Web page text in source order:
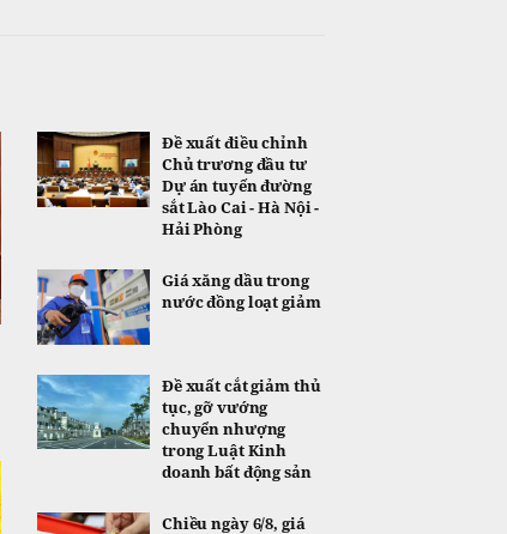
Đề xuất điều chỉnh
Chủ trương đầu tư
Dự án tuyến đường
sắt Lào Cai - Hà Nội -
Hải Phòng
Giá xăng dầu trong
nước đồng loạt giảm
Đề xuất cắt giảm thủ
tục, gỡ vướng
chuyển nhượng
trong Luật Kinh
doanh bất động sản
Chiều ngày 6/8, giá